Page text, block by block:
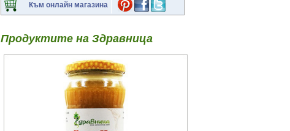
Към онлайн магазина
Продуктите на Здравница